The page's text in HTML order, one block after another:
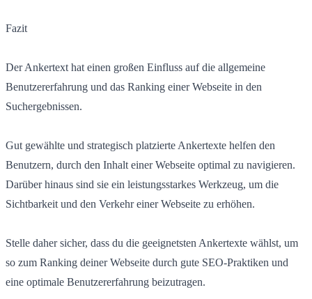
Fazit
Der Ankertext hat einen großen Einfluss auf die allgemeine
Benutzererfahrung und das Ranking einer Webseite in den
Suchergebnissen.
Gut gewählte und strategisch platzierte Ankertexte helfen den
Benutzern, durch den Inhalt einer Webseite optimal zu navigieren.
Darüber hinaus sind sie ein leistungsstarkes Werkzeug, um die
Sichtbarkeit und den Verkehr einer Webseite zu erhöhen.
Stelle daher sicher, dass du die geeignetsten Ankertexte wählst, um
so zum Ranking deiner Webseite durch gute SEO-Praktiken und
eine optimale Benutzererfahrung beizutragen.